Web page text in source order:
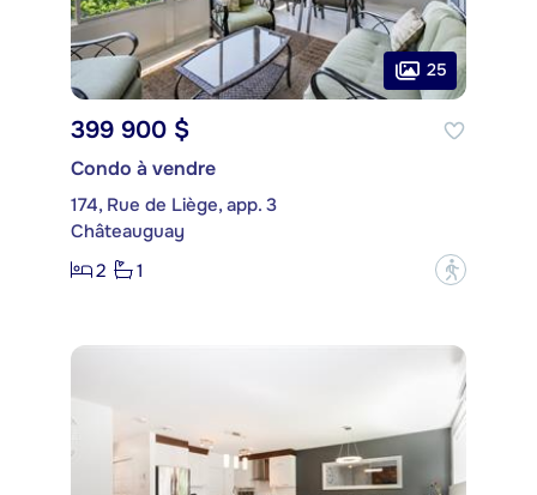
25
399 900 $
Condo à vendre
174, Rue de Liège, app. 3
Châteauguay
2
1 ?